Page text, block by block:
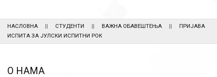
НАСЛОВНА СТУДЕНТИ ВАЖНА ОБАВЕШТЕЊА
ПРИЈАВА
ИСПИТА ЗА ЈУЛСКИ ИСПИТНИ РОК
О НАМА